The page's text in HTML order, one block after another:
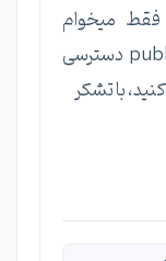
میخوام
public شر بشه فقط به قسمت public دسترسی
با تشکر